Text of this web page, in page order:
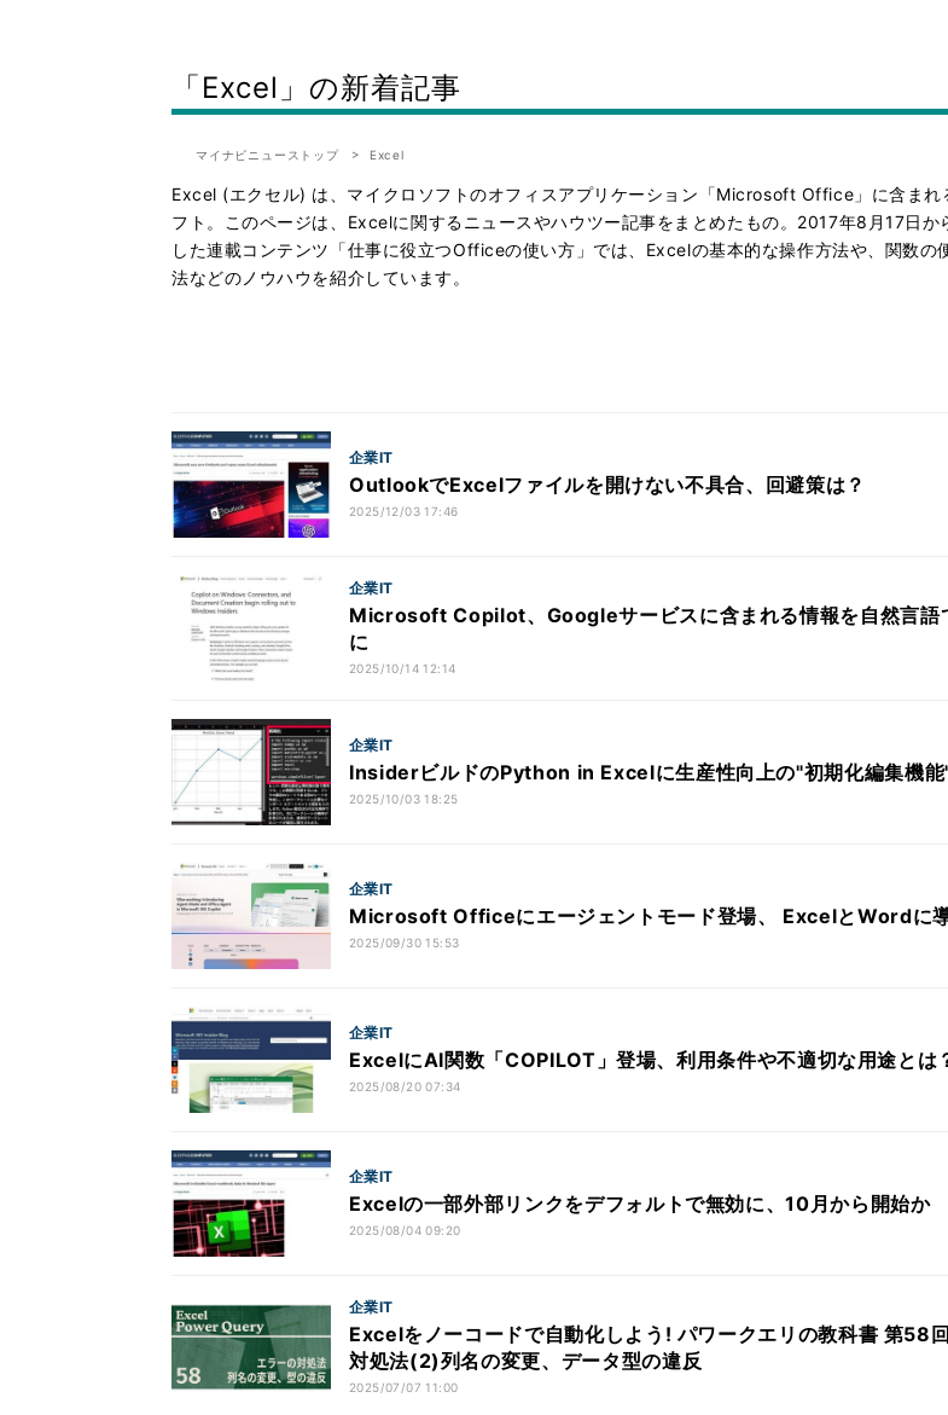
「Excel」の新着記事
マイナビニューストップ Excel
Excel (エクセル) は、マイクロソフトのオフィスアプリケーション「Microsoft Office」に含まれ
フト。このページは、Excelに関するニュースやハウツー記事をまとめたもの。2017年8月17日か
した連載コンテンツ「仕事に役立つOfficeの使い方」では、Excelの基本的な操作方法や、関数の
法などのノウハウを紹介しています。
企業IT
OutlookでExcelファイルを開けない不具合、回避策は？
2025/12/03 17:46
企業IT
Microsoft Copilot、Googleサービスに含まれる情報を自然言語
に
2025/10/14 12:14
企業IT
InsiderビルドのPython in Excelに生産性向上の"初期化編集機能
2025/10/03 18:25
企業IT
Microsoft Officeにエージェントモード登場、 ExcelとWordに
2025/09/30 15:53
企業IT
ExcelにAI関数「COPILOT」登場、利用条件や不適切な用途とは
2025/08/20 07:34
企業IT
Excelの一部外部リンクをデフォルトで無効に、10月から開始か
2025/08/04 09:20
企業IT
Excelをノーコードで自動化しよう! パワークエリの教科書 第58
対処法(2)列名の変更、データ型の違反
2025/07/07 11:00